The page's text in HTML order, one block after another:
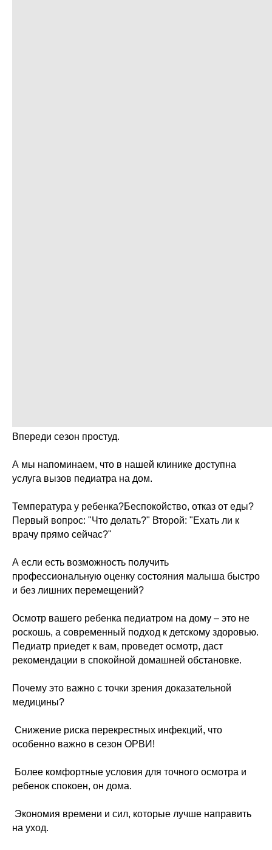
Впереди сезон простуд.
А мы напоминаем, что в нашей клинике доступна
услуга вызов педиатра на дом.
Температура у ребенка?Беспокойство, отказ от еды?
Первый вопрос: "Что делать?" Второй: "Ехать ли к
врачу прямо сейчас?"
А если есть возможность получить
профессиональную оценку состояния малыша быстро
и без лишних перемещений?
Осмотр вашего ребенка педиатром на дому – это не
роскошь, а современный подход к детскому здоровью.
Педиатр приедет к вам, проведет осмотр, даст
рекомендации в спокойной домашней обстановке.
Почему это важно с точки зрения доказательной
медицины?
️ Снижение риска перекрестных инфекций, что
особенно важно в сезон ОРВИ!
️ Более комфортные условия для точного осмотра и
ребенок спокоен, он дома.
️ Экономия времени и сил, которые лучше направить
на уход.
Контакты клиники
доказательной
медицины
«НЕОМЕДИКА»
Липецкая область, город
17, помещ. 3
Время работы:
+7 (4742) 392
111
111
Телефон: